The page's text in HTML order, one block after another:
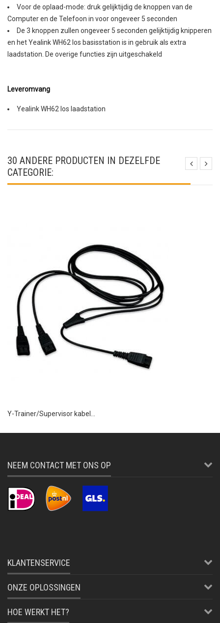
Voor de oplaad-mode: druk gelijktijdig de knoppen van de
Computer en de Telefoon in voor ongeveer 5 seconden
De 3 knoppen zullen ongeveer 5 seconden gelijktijdig knipperen
en het Yealink WH62 los basisstation is in gebruik als extra
laadstation. De overige functies zijn uitgeschakeld
Leveromvang
Yealink WH62 los laadstation
30 ANDERE PRODUCTEN IN DEZELFDE
CATEGORIE:
Y-Trainer/Supervisor kabel...
NEEM CONTACT MET ONS OP
KLANTENSERVICE
ONZE OPLOSSINGEN
HOE WERKT HET?